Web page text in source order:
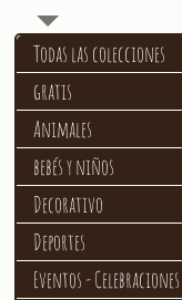
Todas las colecciones
gratis
Animales
bebés y niños
Decorativo
Deportes
Eventos - Celebraciones